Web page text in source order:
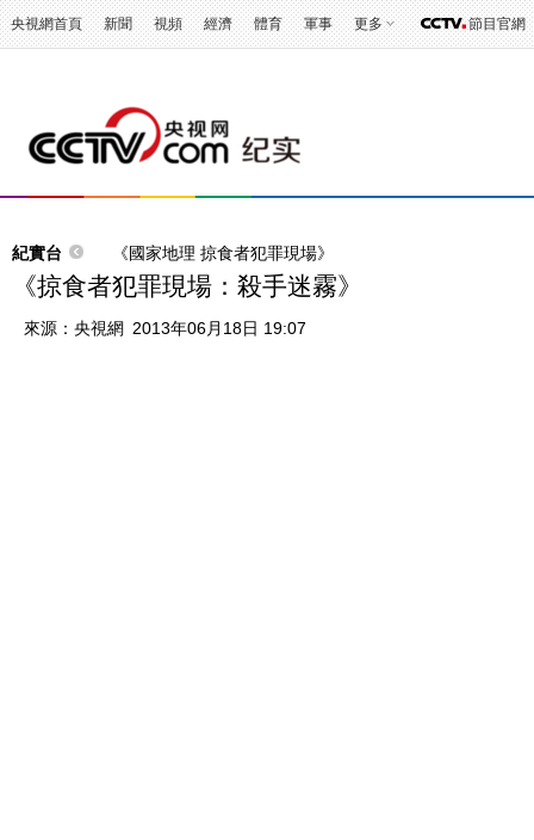
央視網首頁 新聞 視頻 經濟 體育 軍事 更多 節目官網
紀實台 《國家地理 掠食者犯罪現場》
《掠食者犯罪現場：殺手迷霧》
來源： 央視網 2013年06月18日 19:07